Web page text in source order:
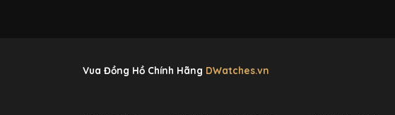
Vua Đồng Hồ Chính Hãng DWatches.vn